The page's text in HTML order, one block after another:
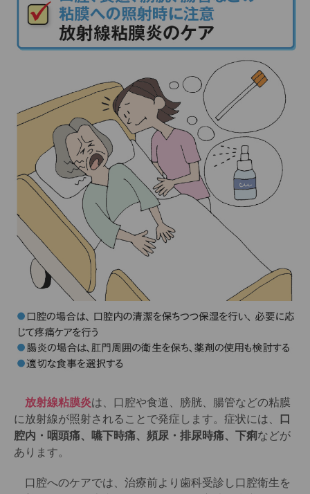
放射線粘膜炎は、口腔や食道、膀胱、腸管などの粘膜
に放射線が照射されることで発症します。症状には、
口
腔内・咽頭痛、嚥下時痛、頻尿・排尿時痛、下痢などが
あります。
口腔へのケアでは、治療前より歯科受診し口腔衛生を